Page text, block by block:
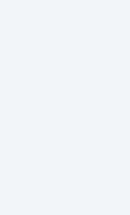
–
Aktien als
Doch was